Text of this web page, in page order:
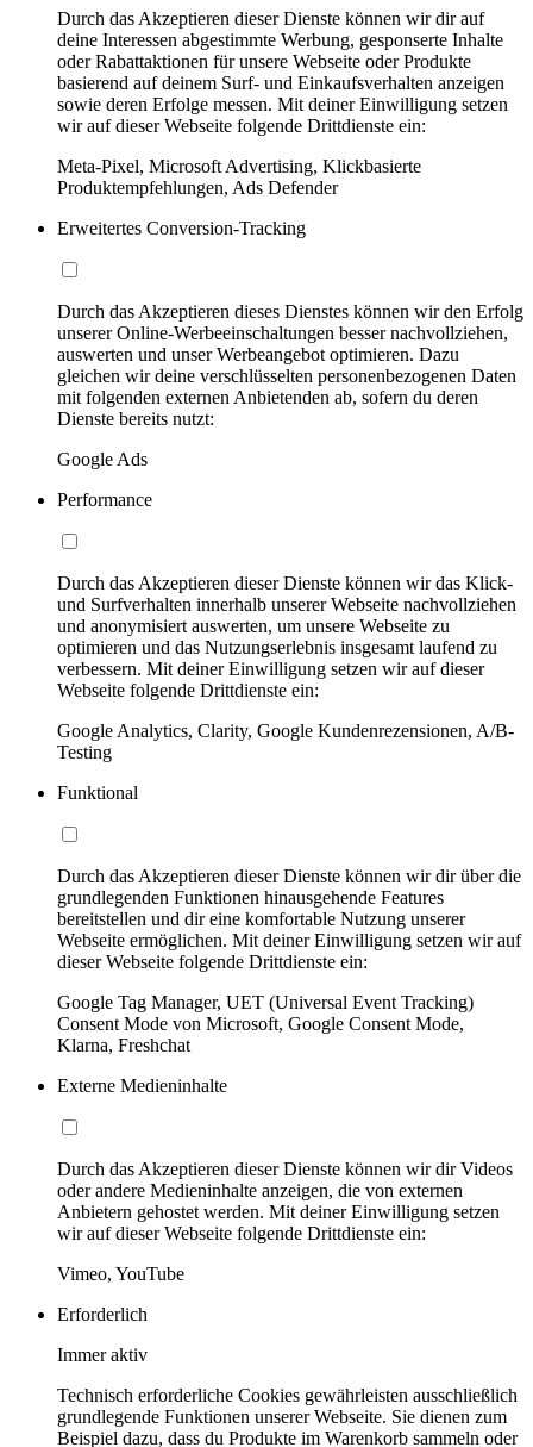
Durch das Akzeptieren dieser Dienste können wir dir auf
deine Interessen abgestimmte Werbung, gesponserte Inhalte
oder Rabattaktionen für unsere Webseite oder Produkte
basierend auf deinem Surf- und Einkaufsverhalten anzeigen
sowie deren Erfolge messen. Mit deiner Einwilligung setzen
wir auf dieser Webseite folgende Drittdienste ein:
Meta-Pixel, Microsoft Advertising, Klickbasierte
Produktempfehlungen, Ads Defender
Erweitertes Conversion-Tracking
Durch das Akzeptieren dieses Dienstes können wir den Erfolg
unserer Online-Werbeeinschaltungen besser nachvollziehen,
auswerten und unser Werbeangebot optimieren. Dazu
gleichen wir deine verschlüsselten personenbezogenen Daten
mit folgenden externen Anbietenden ab, sofern du deren
Dienste bereits nutzt:
Google Ads
Performance
Durch das Akzeptieren dieser Dienste können wir das Klick-
und Surfverhalten innerhalb unserer Webseite nachvollziehen
und anonymisiert auswerten, um unsere Webseite zu
optimieren und das Nutzungserlebnis insgesamt laufend zu
verbessern. Mit deiner Einwilligung setzen wir auf dieser
Webseite folgende Drittdienste ein:
Google Analytics, Clarity, Google Kundenrezensionen, A/B-
Testing
Funktional
Durch das Akzeptieren dieser Dienste können wir dir über die
grundlegenden Funktionen hinausgehende Features
bereitstellen und dir eine komfortable Nutzung unserer
Webseite ermöglichen. Mit deiner Einwilligung setzen wir auf
dieser Webseite folgende Drittdienste ein:
Google Tag Manager, UET (Universal Event Tracking)
Consent Mode von Microsoft, Google Consent Mode,
Klarna, Freshchat
Externe Medieninhalte
Durch das Akzeptieren dieser Dienste können wir dir Videos
oder andere Medieninhalte anzeigen, die von externen
Anbietern gehostet werden. Mit deiner Einwilligung setzen
wir auf dieser Webseite folgende Drittdienste ein:
Vimeo, YouTube
Erforderlich
Immer aktiv
Technisch erforderliche Cookies gewährleisten ausschließlich
grundlegende Funktionen unserer Webseite. Sie dienen zum
Beispiel dazu, dass du Produkte im Warenkorb sammeln oder